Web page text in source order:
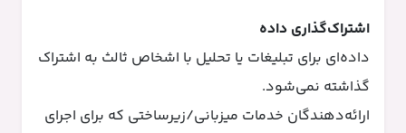
اشتراک‌گذاری داده
داده‌ای برای تبلیغات یا تحلیل با اشخاص ثالث به اشتراک
گذاشته نمی‌شود.
ارائه‌دهندگان خدمات میزبانی/زیرساختی که برای اجرای